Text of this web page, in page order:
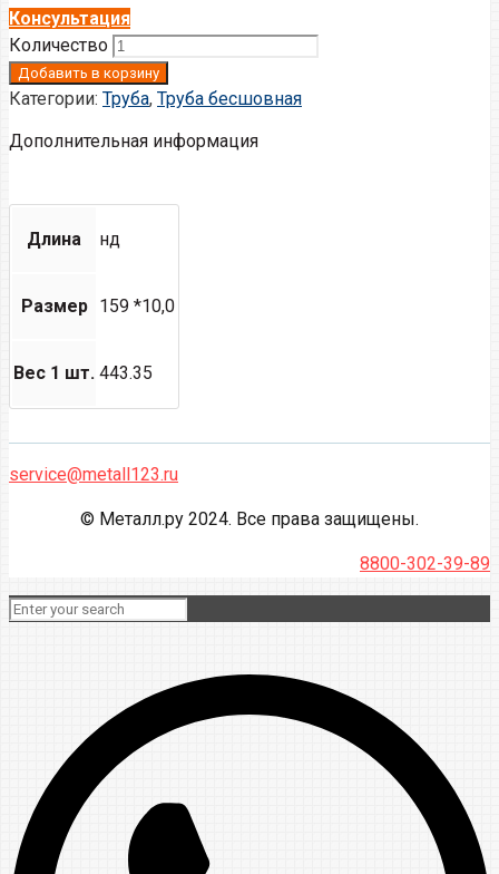
Консультация
Количество
Добавить в корзину
Категории: Труба, Труба бесшовная
Дополнительная информация
Длина нд
Размер 159 *10,0
Вес 1 шт. 443.35
service@metall123.ru
© Металл.ру 2024. Все права защищены.
8800-302-39-89